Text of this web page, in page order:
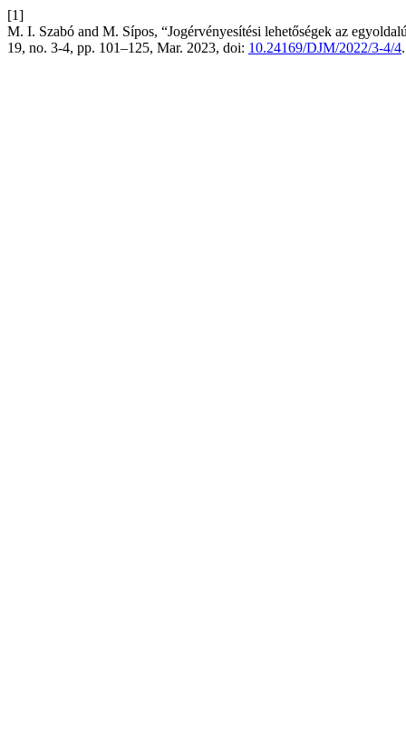
[1]
M. I. Szabó and M. Sípos, “Jogérvényesítési lehetőségek az
19, no. 3-4, pp. 101–125, Mar. 2023, doi: 10.24169/DJM/2022/3-4/4.